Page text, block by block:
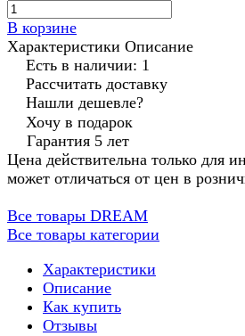
В корзине
Характеристики Описание
Есть в наличии: 1
Рассчитать доставку
Нашли дешевле?
Хочу в подарок
Гарантия 5 лет
Цена действительна только для
может отличаться от цен в
Все товары DREAM
Все товары категории
Характеристики
Описание
Как купить
Отзывы